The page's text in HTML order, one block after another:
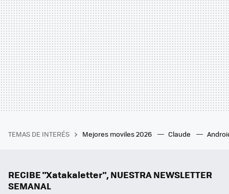
TEMAS DE INTERÉS Mejores moviles 2026 Claude
RECIBE "Xatakaletter", NUESTRA NEWSLETTER
SEMANAL